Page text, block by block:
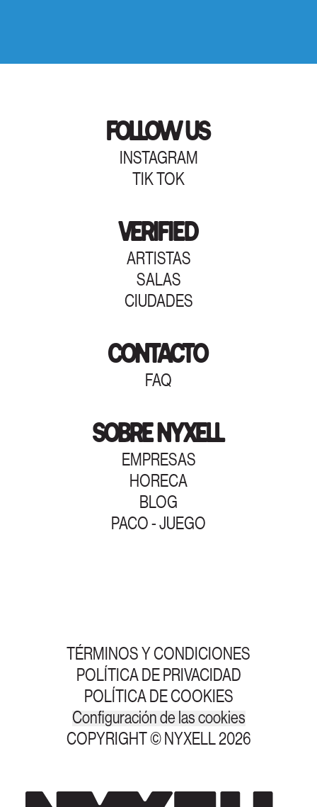
FOLLOW US
INSTAGRAM
TIK TOK
VERIFIED
ARTISTAS
SALAS
CIUDADES
CONTACTO
FAQ
SOBRE NYXELL
EMPRESAS
HORECA
BLOG
PACO - JUEGO
TÉRMINOS Y CONDICIONES
POLÍTICA DE PRIVACIDAD
POLÍTICA DE COOKIES
Configuración de las cookies
COPYRIGHT © NYXELL 2026